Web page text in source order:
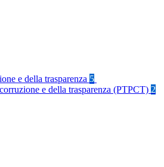
e della trasparenza 5
e della trasparenza (PTPCT) 2